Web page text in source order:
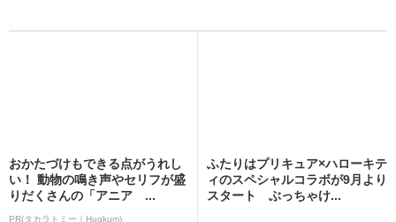
おかたづけもできる点がうれし
い！ 動物の鳴き声やセリフが盛
りだくさんの「アニア ...
PR(タカラトミー｜Hugkum)
ふたりはプリキュア×ハローキテ
ィのスペシャルコラボが9月より
スタート ぶっちゃけ...